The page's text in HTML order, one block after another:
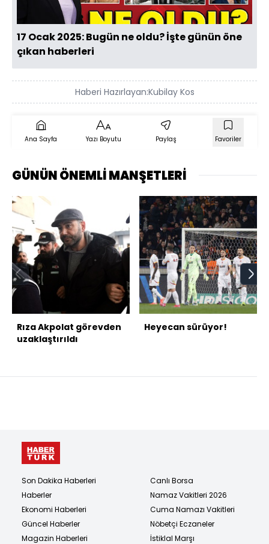
17 Ocak 2025: Bugün ne oldu? İşte günün öne
çıkan haberleri
Haberi Hazırlayan:Kubilay Kos
Ana Sayfa Yazı Boyutu Paylaş Favoriler
GÜNÜN ÖNEMLİ MANŞETLERİ
Rıza Akpolat görevden
uzaklaştırıldı
Heyecan sürüyor!
Son Dakika Haberleri
Haberler
Ekonomi Haberleri
Güncel Haberler
Magazin Haberleri
Canlı Borsa
Namaz Vakitleri 2026
Cuma Namazı Vakitleri
Nöbetçi Eczaneler
İstiklal Marşı